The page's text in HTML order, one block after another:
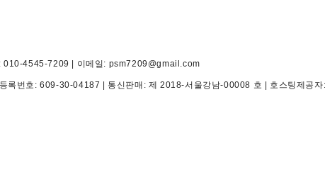
010-4545-7209 | 이메일: psm7209@gmail.com
록번호:609-30-04187 | 통신판매: 제 2018-서울강남-00008 호 | 호스팅제공